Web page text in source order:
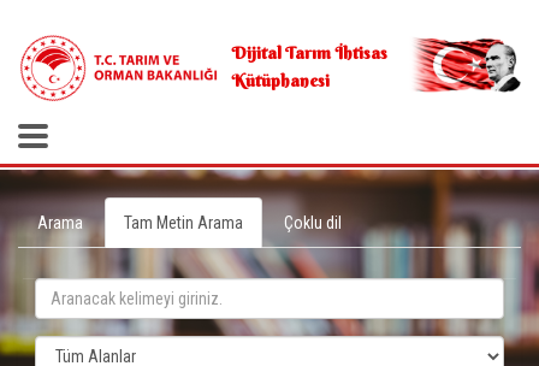
Dijital Tarım İhtisas
Kütüphanesi
Arama Tam Metin Arama Çoklu dil